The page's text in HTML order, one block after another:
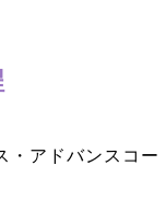
・アドバンスコー